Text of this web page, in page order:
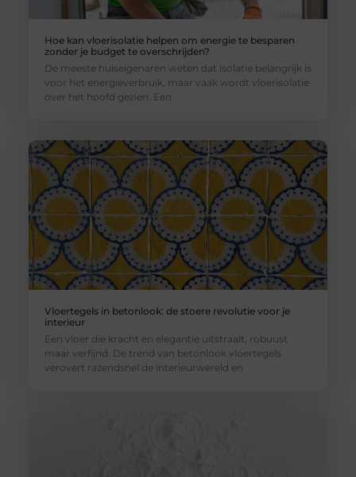
Hoe kan vloerisolatie helpen om energie te besparen
zonder je budget te overschrijden?
De meeste huiseigenaren weten dat isolatie belangrijk is
voor het energieverbruik, maar vaak wordt vloerisolatie
over het hoofd gezien. Een
Vloertegels in betonlook: de stoere revolutie voor je
interieur
Een vloer die kracht en elegantie uitstraalt, robuust
maar verfijnd. De trend van betonlook vloertegels
verovert razendsnel de interieurwereld en